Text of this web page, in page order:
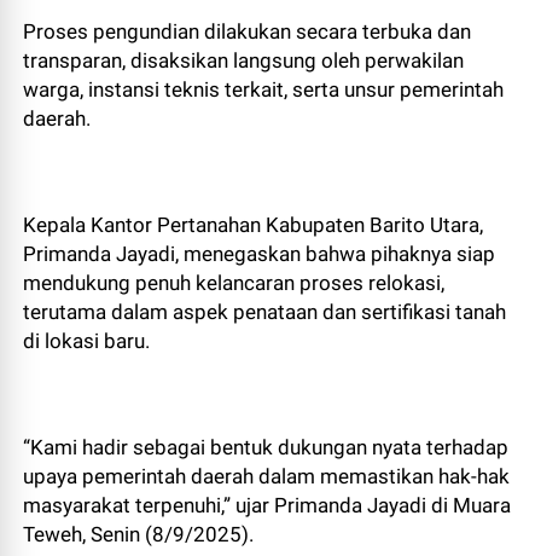
Proses pengundian dilakukan secara terbuka dan
transparan, disaksikan langsung oleh perwakilan
warga, instansi teknis terkait, serta unsur pemerintah
daerah.
Kepala Kantor Pertanahan Kabupaten Barito Utara,
Primanda Jayadi, menegaskan bahwa pihaknya siap
mendukung penuh kelancaran proses relokasi,
terutama dalam aspek penataan dan sertifikasi tanah
di lokasi baru.
“Kami hadir sebagai bentuk dukungan nyata terhadap
upaya pemerintah daerah dalam memastikan hak-hak
masyarakat terpenuhi,” ujar Primanda Jayadi di Muara
Teweh, Senin (8/9/2025).